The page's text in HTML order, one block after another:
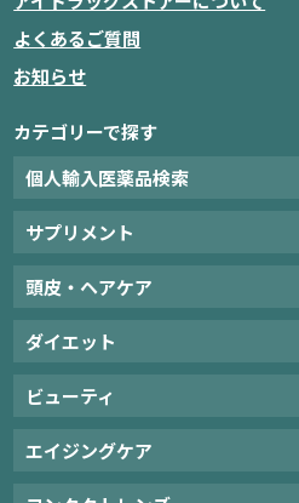
よくあるご質問
お知らせ
カテゴリーで探す
個人輸入医薬品検索
サプリメント
頭皮・ヘアケア
ダイエット
ビューティ
エイジングケア